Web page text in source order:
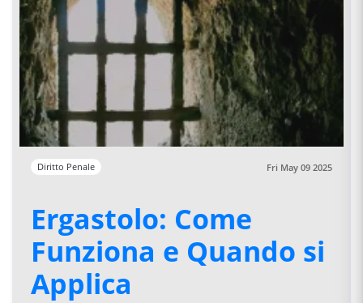
Diritto Penale Fri May 09 2025
Ergastolo: Come
Funziona e Quando si
Applica